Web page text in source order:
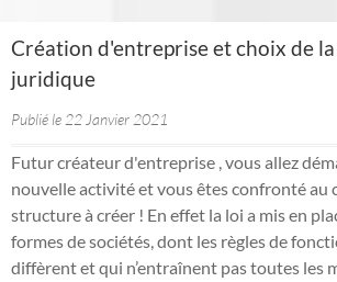
Création d'entreprise et choix de
juridique
Publié le 22 Janvier 2021
Futur créateur d'entreprise , vous allez
nouvelle activité et vous êtes confronté au
structure à créer ! En effet la loi a mis en
formes de sociétés, dont les règles de
diffèrent et qui n’entraînent pas toutes les